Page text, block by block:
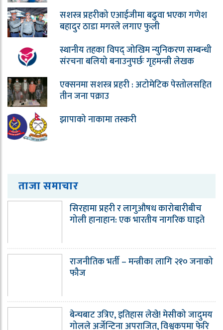
सशस्त्र प्रहरीको एआईजीमा बढुवा भएका गणेश
बहादुर ठाडा मगरले लगाए फुली
स्थानीय तहका विपद् जोखिम न्युनिकरण सम्बन्धी
संरचना बलियो बनाउनुपर्छः गृहमन्त्री लेखक
एक्सनमा सशस्त्र प्रहरी : अटोमेटिक पेस्तोलसहित
तीन जना पक्राउ
झापाको नाकामा तस्करी
ताजा समाचार
सिरहामा प्रहरी र लागुऔषध कारोबारीबीच
गोली हानाहान: एक भारतीय नागरिक घाइते
राजनीतिक भर्ती – मन्त्रीका लागि २१० जनाको
फौज
बेन्चबाट उत्रिए, इतिहास लेखे! मेसीको जादुमय
गोलले अर्जेन्टिना अपराजित, विश्वकपमा फेरि